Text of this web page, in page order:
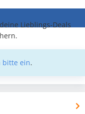
Lieblings-Deals
bitte ein.